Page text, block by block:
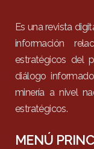
Es una revista
información
estratégicos del
diálogo
minería a nivel
estratégicos.
MENÚ